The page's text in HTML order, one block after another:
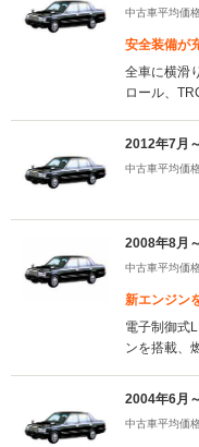
中古車平均価格
安全装備が
全車に横滑
ロール、
ー＆タコメ
2012年7月
中古車平均価格
2008年8月
中古車平均価格
新エンジン
電子制御式
ンを搭載、
ンジンが自
（2008.8）
2004年6月
中古車平均価格